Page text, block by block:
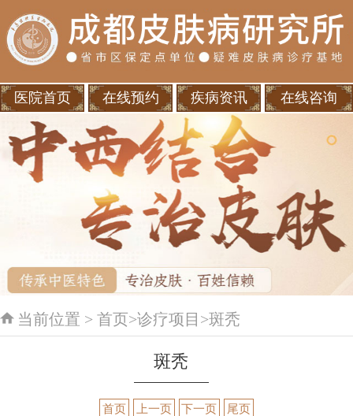
医院首页 在线预约 疾病资讯 在线咨询
当前位置 > 首页>诊疗项目 >斑秃
斑秃
首页 上一页 下一页 尾页